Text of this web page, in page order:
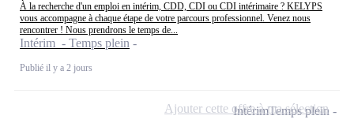
À la recherche d'un emploi en intérim, CDD, CDI ou CDI intérimaire ? KELYPS
vous accompagne à chaque étape de votre parcours professionnel. Venez nous
rencontrer ! Nous prendrons le temps de...
Intérim - Temps plein
Publié il y a 2 jours
IntérimTemps plein
Ajouter cette offre à ma sélection